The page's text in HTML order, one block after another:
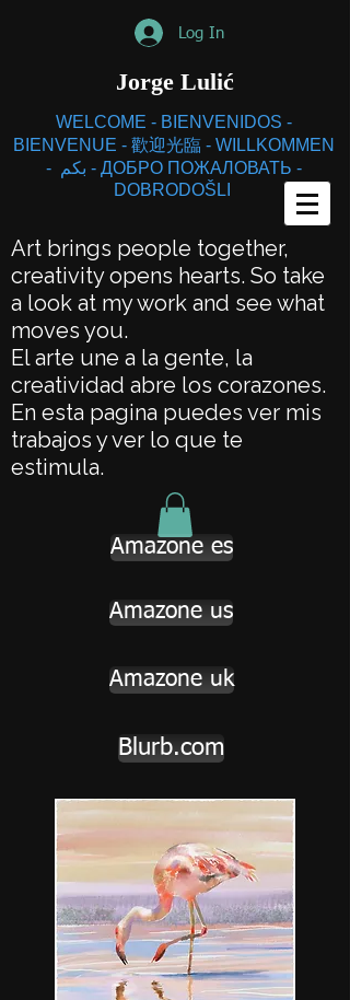
Log In
WELCOME - BIENVENIDOS -
BIENVENUE - 歡迎光臨 - WILLKOMMEN
- بكم - ДОБРО ПОЖАЛОВАТЬ -
DOBRODOŠLI
Jorge Lulić
Art brings people together,
creativity opens hearts. So take
a look at my work and see what
moves you.
El arte une a la gente, la
creatividad abre los corazones.
En esta pagina puedes ver mis
trabajos y ver lo que te
estimula.
Amazone es
Amazone us
Amazone uk
Blurb.com